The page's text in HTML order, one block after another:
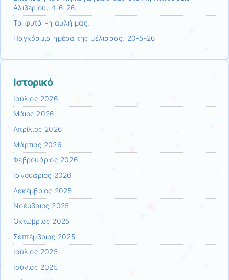
Αλιβερίου, 4-6-26.
Τα φυτά -η αυλή μας.
Παγκόσμια ημέρα της μέλισσας, 20-5-26
Ιστορικό
Ιούλιος 2026
Μάιος 2026
Απρίλιος 2026
Μάρτιος 2026
Φεβρουάριος 2026
Ιανουάριος 2026
Δεκέμβριος 2025
Νοέμβριος 2025
Οκτώβριος 2025
Σεπτέμβριος 2025
Ιούλιος 2025
Ιούνιος 2025